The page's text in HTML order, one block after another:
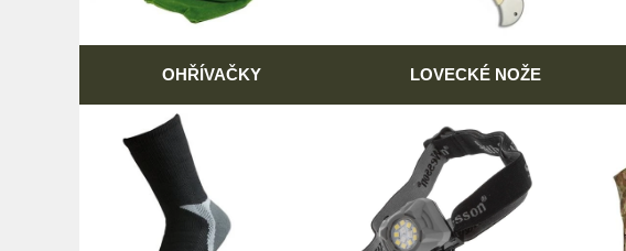
OHŘÍVAČKY LOVECKÉ NOŽE